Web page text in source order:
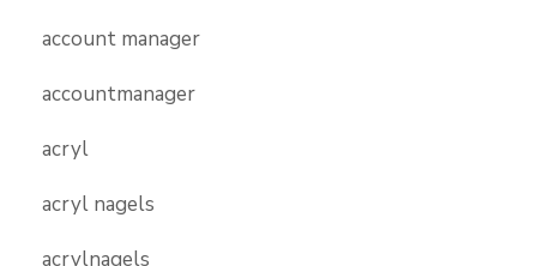
account manager
accountmanager
acryl
acryl nagels
acrylnagels